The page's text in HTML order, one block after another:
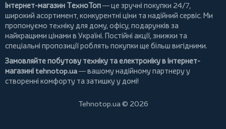
Інтернет-магазин ТехноТоп— це зручні покупки 24/7,
широкий асортимент, конкурентні ціни та надійний сервіс. Ми
пропонуємо техніку для дому, офісу, подарунків за
найкращими цінами в Україні. Постійні акції, знижки та
спеціальні пропозиції роблять покупки ще більш вигідними.
Замовляйте побутову техніку та електроніку в інтернет-
магазині tehnotop.ua— вашому надійному партнеру у
створенні комфорту та затишку у домі!
Tehnotop.ua © 2026